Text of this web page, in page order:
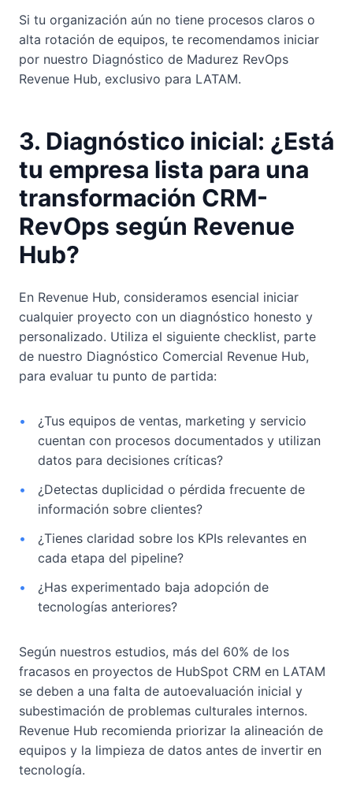
Si tu organización aún no tiene procesos claros o
alta rotación de equipos, te recomendamos iniciar
por nuestro Diagnóstico de Madurez RevOps
Revenue Hub, exclusivo para LATAM.
3. Diagnóstico inicial: ¿Está
tu empresa lista para una
transformación CRM-
RevOps según Revenue
Hub?
En Revenue Hub, consideramos esencial iniciar
cualquier proyecto con un diagnóstico honesto y
personalizado. Utiliza el siguiente checklist, parte
de nuestro Diagnóstico Comercial Revenue Hub,
para evaluar tu punto de partida:
•
¿Tus equipos de ventas, marketing y servicio
cuentan con procesos documentados y utilizan
datos para decisiones críticas?
•
¿Detectas duplicidad o pérdida frecuente de
información sobre clientes?
•
¿Tienes claridad sobre los KPIs relevantes en
cada etapa del pipeline?
•
¿Has experimentado baja adopción de
tecnologías anteriores?
Según nuestros estudios, más del 60% de los
fracasos en proyectos de HubSpot CRM en LATAM
se deben a una falta de autoevaluación inicial y
subestimación de problemas culturales internos.
Revenue Hub recomienda priorizar la alineación de
equipos y la limpieza de datos antes de invertir en
tecnología.